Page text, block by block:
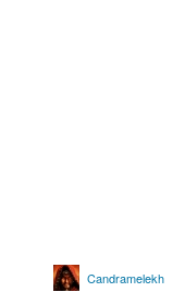
Candramelekh